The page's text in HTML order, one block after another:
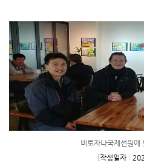
비로자나국제선원에
[작성일자 :